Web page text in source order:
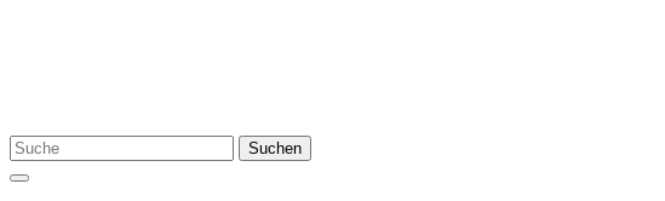
Suchen
nach:
Suchen
Menü